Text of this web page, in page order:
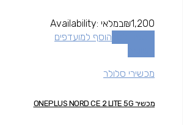
₪1,200
Availability: במלאי
הוסף למועדפים
מכשירי סלולר
מכשיר ONEPLUS NORD CE 2 LITE 5G